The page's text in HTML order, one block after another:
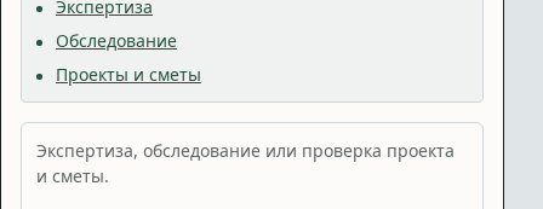
Экспертиза
Обследование
Проекты и сметы
Экспертиза, обследование или проверка проекта
и сметы.